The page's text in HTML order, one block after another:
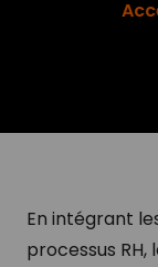
En intégrant
processus